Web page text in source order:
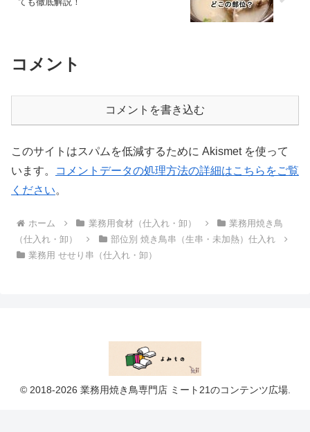
コメント
コメントを書き込む
このサイトはスパムを低減するために Akismet を使って
います。
コメントデータの処理方法の詳細はこちらをご覧
ください。
ホーム 業務用食材（仕入れ・卸）
業務用焼き鳥
（仕入れ・卸）
部位別 焼き鳥串（生串・未加熱）仕入れ
業務用 せせり串（仕入れ・卸）
© 2018-2026 業務用焼き鳥専門店 ミート21のコンテンツ広場.